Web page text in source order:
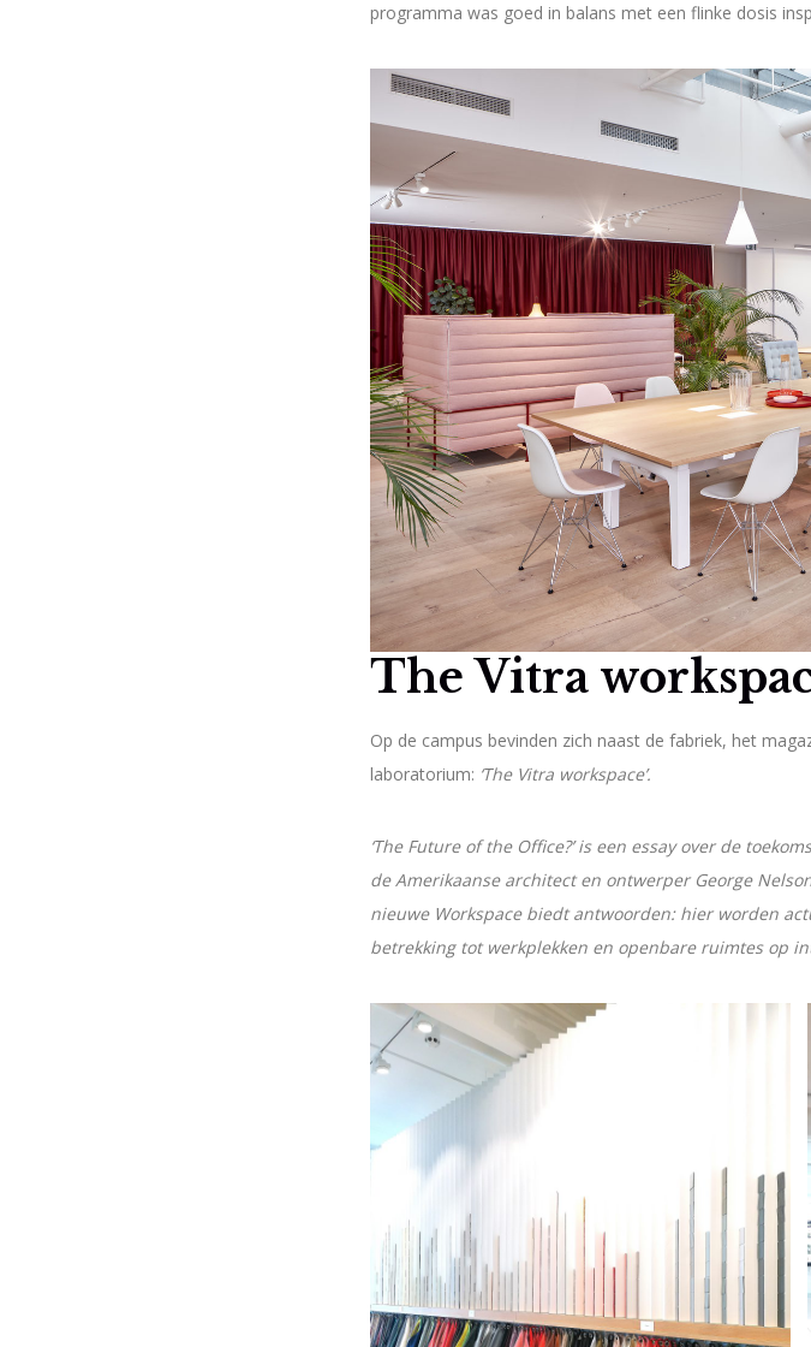
programma was goed in balans met een flinke dosis
The Vitra
Op de campus bevinden zich naast de fabriek, het
laboratorium: ‘The Vitra workspace’.
‘The Future of the Office?’ is een essay over de
de Amerikaanse architect en ontwerper George
nieuwe Workspace biedt antwoorden: hier worden
betrekking tot werkplekken en openbare ruimtes op